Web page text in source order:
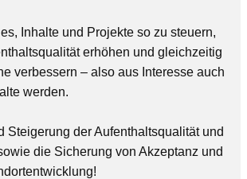
Inhalte und Projekte so zu steuern,
erhöhen und gleichzeitig
verbessern – also aus Interesse auch
werden.
Steigerung der Aufenthaltsqualität und
die Sicherung von Akzeptanz und